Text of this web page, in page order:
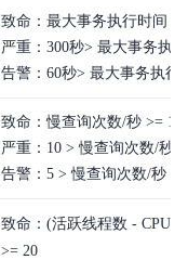
致命：最大事务执行时间
严重：300秒> 最大事务执
告警：60秒> 最大事务执行
致命：慢查询次数/秒 >= 10
严重：10 > 慢查询次数/秒
告警：5 > 慢查询次数/秒
致命：(活跃线程数 - CPU
>= 20